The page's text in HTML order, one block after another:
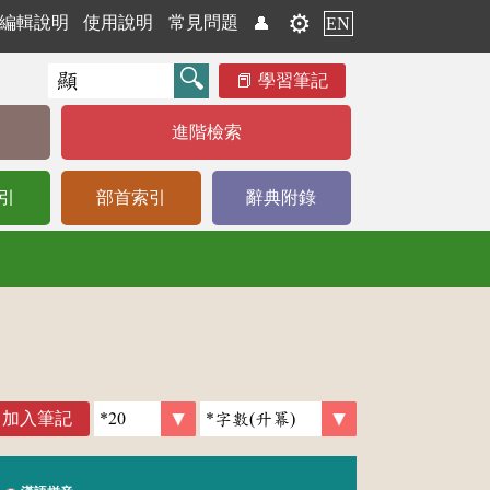
輯說明 使用說明 常見問題 👤 ⚙️ EN
學習筆記
進階檢索
部首索引 辭典附錄
加入筆記